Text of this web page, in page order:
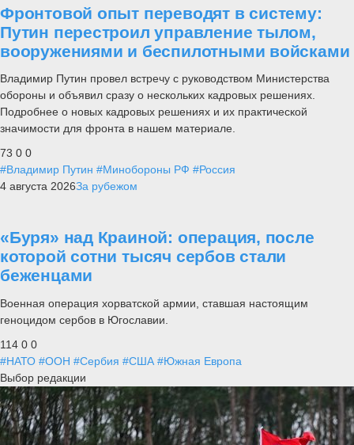
Фронтовой опыт переводят в систему:
Путин перестроил управление тылом,
вооружениями и беспилотными войсками
Владимир Путин провел встречу с руководством Министерства
обороны и объявил сразу о нескольких кадровых решениях.
Подробнее о новых кадровых решениях и их практической
значимости для фронта в нашем материале.
73 0 0
#Владимир Путин #Минобороны РФ #Россия
4 августа 2026За рубежом
«Буря» над Краиной: операция, после
которой сотни тысяч сербов стали
беженцами
Военная операция хорватской армии, ставшая настоящим
геноцидом сербов в Югославии.
114 0 0
#НАТО #ООН #Сербия #США #Южная Европа
Выбор редакции